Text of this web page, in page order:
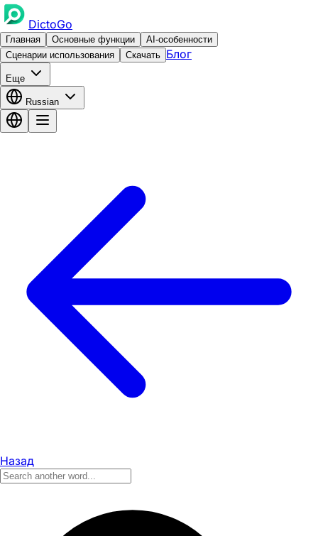
DictoGo
Главная Основные функции
AI-особенности
Сценарии использования
Скачать Блог
Еще
Russian
Назад